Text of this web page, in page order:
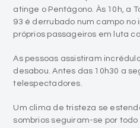
atinge o Pentágono. Às 10h, a
93 é derrubado num campo no
próprios passageiros em luta
As pessoas assistiram
desabou. Antes das 10h30 a
telespectadores.
Um clima de tristeza se
sombrios seguiram-se por